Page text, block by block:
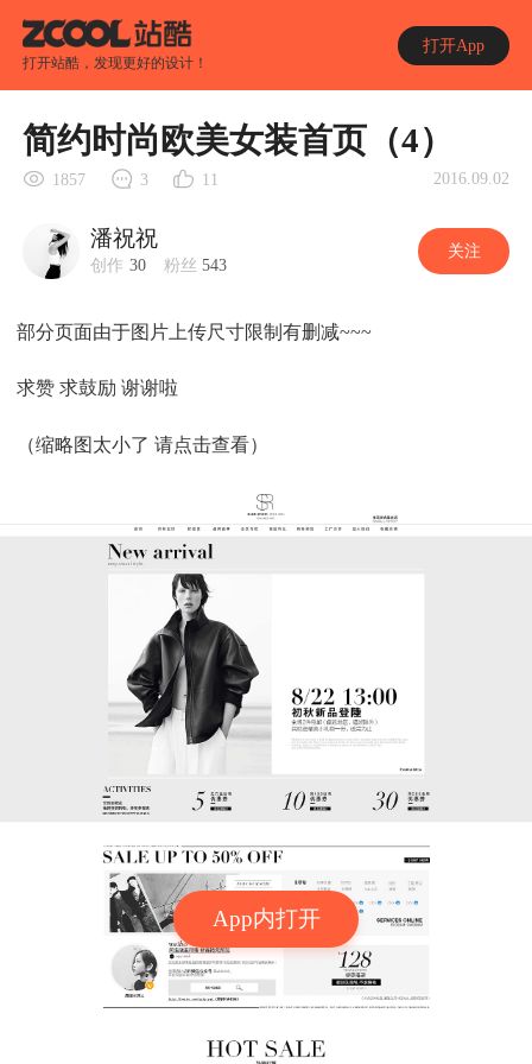
打开站酷，发现更好的设计！
打开App
App内打开
简约时尚欧美女装首页（4）
1857 3 11 2016.09.02
潘祝祝
创作 30 粉丝 543
关注
部分页面由于图片上传尺寸限制有删减~~~
求赞 求鼓励 谢谢啦
（缩略图太小了 请点击查看）